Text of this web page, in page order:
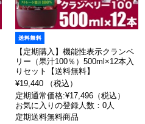
【定期購入】機能性表示クランベ
リー（果汁100％）500ml×12本入
りセット【送料無料】
¥19,440 （税込）
定期通常価格:¥17,496（税込）
お気に入りの登録人数：0人
定期送料無料商品